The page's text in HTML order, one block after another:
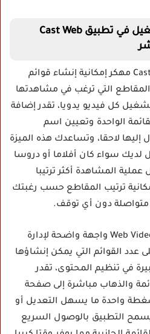
خاصية إنشاء قوائم تشغيل في تطبيق Cast Web
يمنحك تطبيق Cast Web Videos مهكر إمكانية إنشاء قوائم
التي ترغب في مشاهدتها
كل فيديو يدويا، تقدر إضافة
الواحدة وتعيين اسم
لاحقا، وتساعدك هذه الميزة
سواء كان أفلاما أو دروسا
المشاهدة أكثر ترتيبا
ترتيب المقاطع حسب رغبتك
دون أي توقف.
يوفر تطبيق Web Video Cast Apk Mod واجهة واضحة لإدارة
عدد القوائم التي يمكن إنشاؤها
في تنظيم المحتوى، تقدر
والذهاب مباشرة إلى صفحة
واحدة ما يسهل التعديل أو
يسمح التطبيق بالوصول السريع